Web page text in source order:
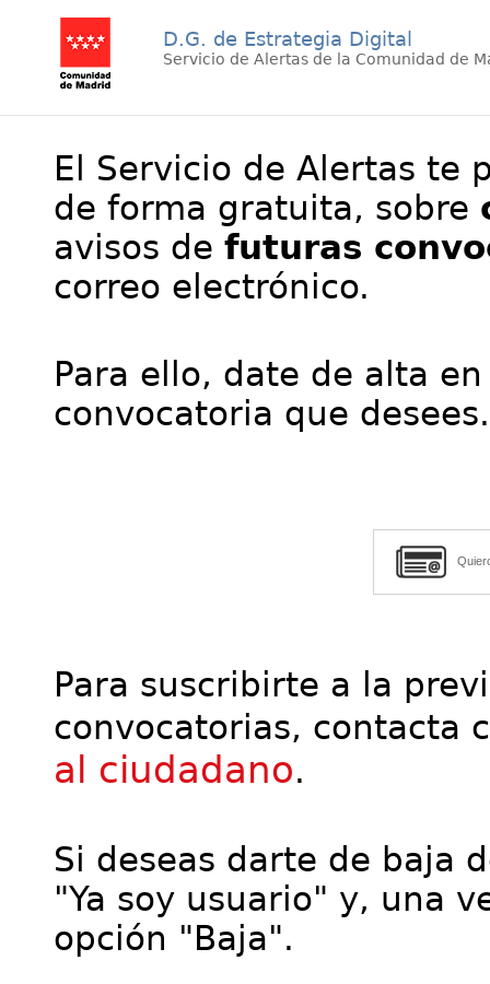
D.G. de Estrategia Digital
Servicio de Alertas de la Comunidad de
El Servicio de Alertas te
de forma gratuita, sobre
avisos de futuras
correo electrónico.
Para ello, date de alta
convocatoria que desees.
Para suscribirte a la
convocatorias, contacta
al ciudadano.
Si deseas darte de baja
"Ya soy usuario" y, una
opción "Baja".